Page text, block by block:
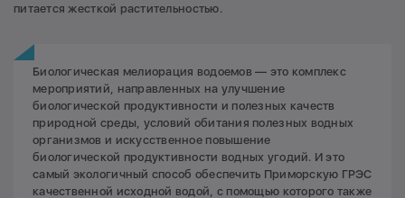
питается жесткой растительностью.
Биологическая мелиорация водоемов — это комплекс
мероприятий, направленных на улучшение
биологической продуктивности и полезных качеств
природной среды, условий обитания полезных водных
организмов и искусственное повышение
биологической продуктивности водных угодий. И это
самый экологичный способ обеспечить Приморскую ГРЭС
качественной исходной водой, с помощью которого также